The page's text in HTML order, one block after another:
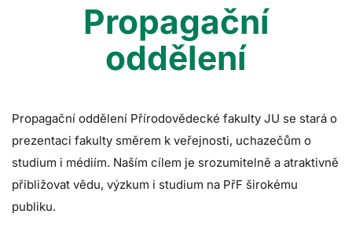
Propagační
oddělení
Propagační oddělení Přírodovědecké fakulty JU se stará o
prezentaci fakulty směrem k veřejnosti, uchazečům o
studium i médiím. Naším cílem je srozumitelně a atraktivně
přibližovat vědu, výzkum i studium na PřF širokému
publiku.